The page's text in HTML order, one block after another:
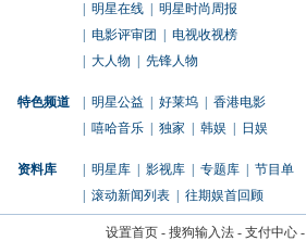
明星在线
明星时尚周报
电影评审团
电视收视榜
大人物 先锋人物
特色频道 明星公益 好莱坞
香港电影
嘻哈音乐 独家 韩娱 日娱
资料库 明星库 影视库 专题库
节目单
滚动新闻列表 往期娱首回顾
设置首页- 搜狗输入法- 支付中心-